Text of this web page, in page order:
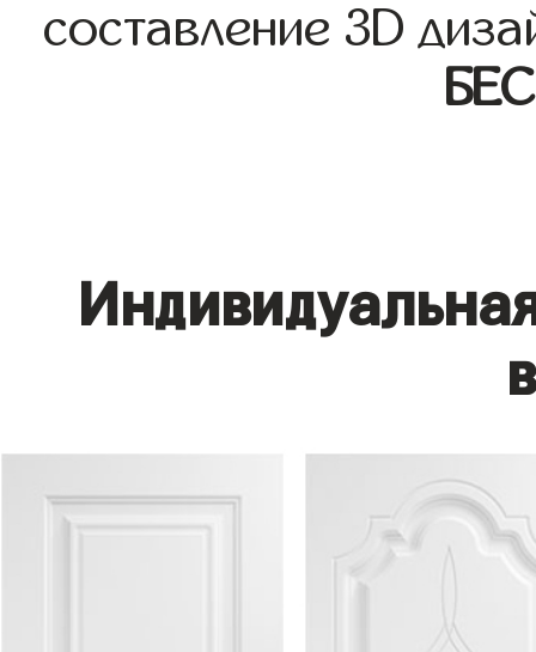
составление 3D